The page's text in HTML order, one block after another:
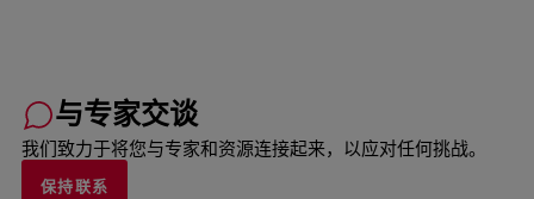
与专家交谈
我们致力于将您与专家和资源连接起来，以应对任何挑战。
保持联系